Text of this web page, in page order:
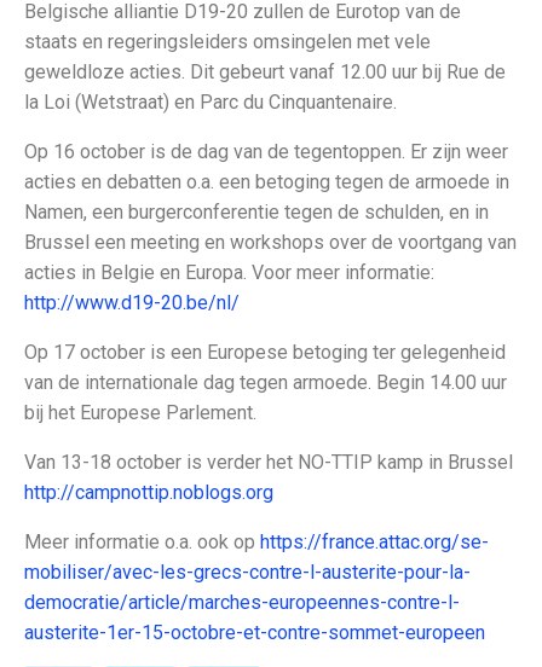
Belgische alliantie D19-20 zullen de Eurotop van de
staats en regeringsleiders omsingelen met vele
geweldloze acties. Dit gebeurt vanaf 12.00 uur bij Rue de
la Loi (Wetstraat) en Parc du Cinquantenaire.
Op 16 october is de dag van de tegentoppen. Er zijn weer
acties en debatten o.a. een betoging tegen de armoede in
Namen, een burgerconferentie tegen de schulden, en in
Brussel een meeting en workshops over de voortgang van
acties in Belgie en Europa. Voor meer informatie:
http://www.d19-20.be/nl/
Op 17 october is een Europese betoging ter gelegenheid
van de internationale dag tegen armoede. Begin 14.00 uur
bij het Europese Parlement.
Van 13-18 october is verder het NO-TTIP kamp in Brussel
http://campnottip.noblogs.org
Meer informatie o.a. ook op https://france.attac.org/se-
mobiliser/avec-les-grecs-contre-l-austerite-pour-la-
democratie/article/marches-europeennes-contre-l-
austerite-1er-15-octobre-et-contre-sommet-europeen